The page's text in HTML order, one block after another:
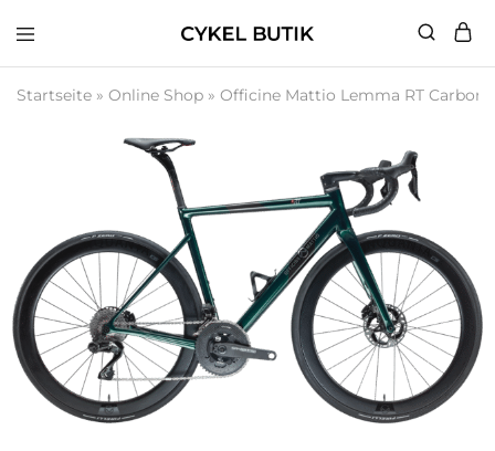
Butik
Startseite » Online Shop » Officine Mattio Lemma RT Carbon